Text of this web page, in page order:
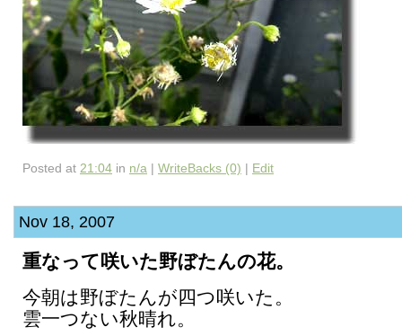
Posted at 21:04 in n/a | WriteBacks (0) | Edit
Nov 18, 2007
重なって咲いた野ぼたんの花。
今朝は野ぼたんが四つ咲いた。
雲一つない秋晴れ。